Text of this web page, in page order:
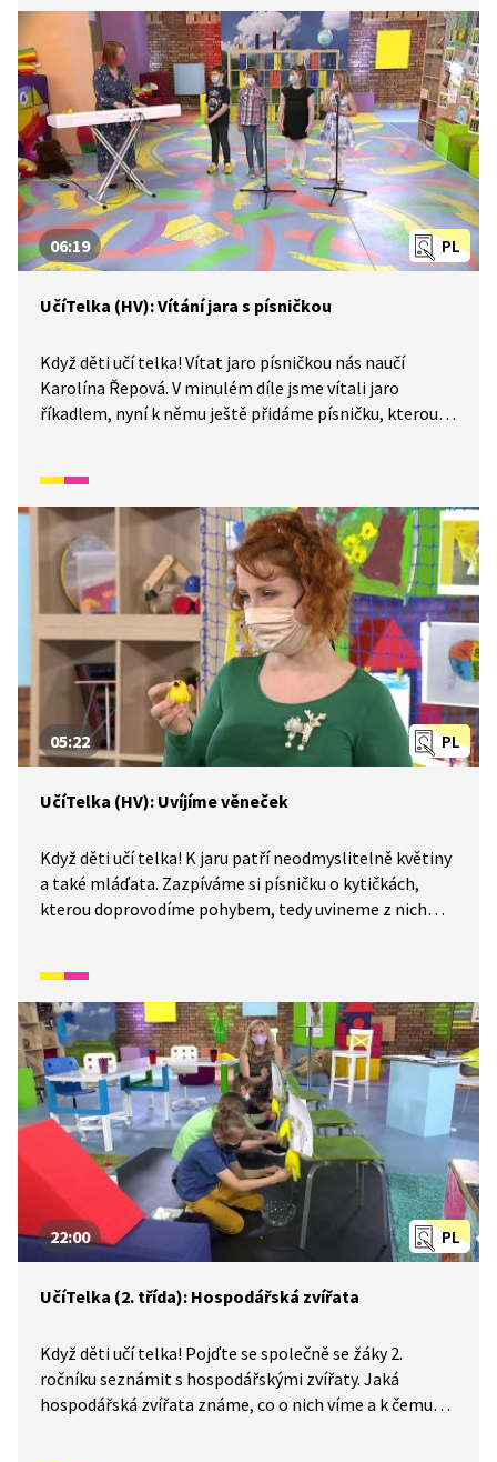
PL
06:19
UčíTelka (HV): Vítání jara s písničkou
Když děti učí telka! Vítat jaro písničkou nás naučí
Karolína Řepová. V minulém díle jsme vítali jaro
říkadlem, nyní k němu ještě přidáme písničku, kterou si
Vše doprovodíme pohybem a určitě budeme mít
dobrou náladu.
PL
05:22
UčíTelka (HV): Uvíjíme věneček
Když děti učí telka! K jaru patří neodmyslitelně květiny
a také mláďata. Zazpíváme si písničku o kytičkách,
kterou doprovodíme pohybem, tedy uvineme z nich
hudební nástroj? Může! A jak to tedy zní, když se kuře
raduje?
PL
22:00
UčíTelka (2. třída): Hospodářská zvířata
Když děti učí telka! Pojďte se společně se žáky 2.
ročníku seznámit s hospodářskými zvířaty. Jaká
hospodářská zvířata známe, co o nich víme a k čemu